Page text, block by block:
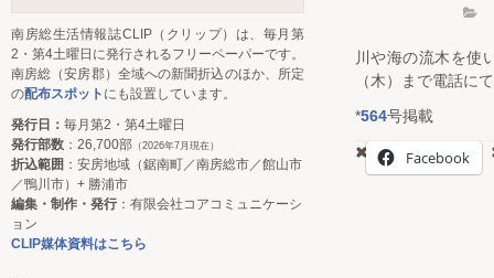
川や海の流木を使
（木）まで電話に
*564号掲載
Facebook
南房総生活情報誌CLIP（クリップ）は、毎月第
2・第4土曜日に発行されるフリーペーパーです。
南房総（安房郡）全域への新聞折込のほか、所定
の配布スポット にも設置しています。
発行日： 毎月第2・第4土曜日
発行部数 ：26,700部 （2026年7月現在）
折込範囲 ：安房地域（鋸南町／南房総市／館山市
／鴨川市）+ 勝浦市
編集・制作・発行：有限会社コアコミュニケーシ
ョン
CLIP媒体資料はこちら